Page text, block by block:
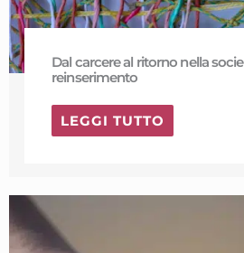
Dal carcere al ritorno nella
reinserimento
LEGGI TUTTO